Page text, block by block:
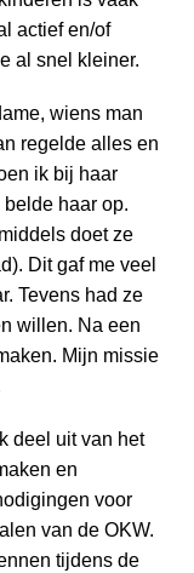
actief en/of
al snel kleiner.
wiens man
regelde alles en
ik bij haar
haar op.
doet ze
Dit gaf me veel
Tevens had ze
willen. Na een
Mijn missie
deel uit van het
en
voor
van de OKW.
tijdens de